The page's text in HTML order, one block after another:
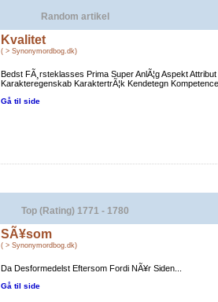
Random artikel
Kvalitet
( > Synonymordbog.dk)
Bedst FÃ¸rsteklasses Prima Super AnlÃ¦g Aspekt
Karakteregenskab KaraktertrÃ¦k Kendetegn Kompetence
Gå til side
Top (Rating) 1771 - 1780
SÃ¥som
( > Synonymordbog.dk)
Da Desformedelst Eftersom Fordi NÃ¥r Siden...
Gå til side